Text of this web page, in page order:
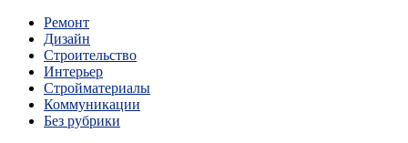
Перейти
содержимому
Ремонт
Дизайн
Строительство
Интерьер
Стройматериалы
Коммуникации
Без рубрики